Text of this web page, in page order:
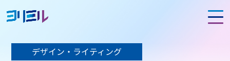
デザイン・ライティング